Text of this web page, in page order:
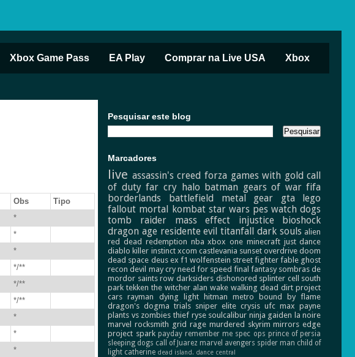
Xbox Game Pass EA Play Comprar na Live USA Xbox
Obs
Tipo
*
*
*
*/**
*/**
*/**
*
*
*
Pesquisar este blog
Marcadores
live assassin's creed forza games with gold call
of duty far cry halo batman gears of war fifa
borderlands
battlefield metal gear gta
lego
fallout mortal kombat star wars pes watch dogs
tomb raider
mass effect injustice
bioshock
dragon age residente evil titanfall dark souls alien
red dead redemption nba xbox one minecraft just dance
diablo killer instinct xcom castlevania sunset overdrive doom
dead space deus ex f1 wolfenstein street fighter fable ghost
recon devil may cry need for speed final fantasy sombras de
mordor saints row darksiders dishonored splinter cell south
park tekken the witcher alan wake walking dead dirt project
cars rayman dying light hitman metro
bound by flame
dragon's dogma trials sniper elite crysis ufc max payne
plants vs zombies thief ryse soulcalibur ninja gaiden la noire
marvel rocksmith grid rage murdered skyrim mirrors edge
project spark payday remember me spec ops prince of persia
sleeping dogs call of Juarez marvel avengers spider man child of
light catherine dead island. dance central